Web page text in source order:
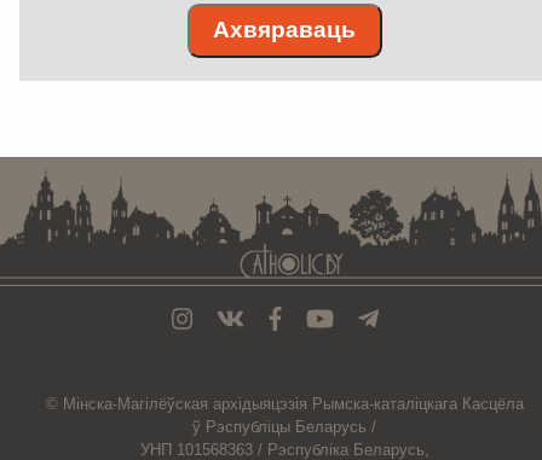
Ахвяраваць
© Мiнска-Магiлёўская архiдыяцэзiя Рымска-каталіцкага Касцёла
ў Рэспубліцы Беларусь /
УНП 101568363 / Рэспубліка Беларусь,